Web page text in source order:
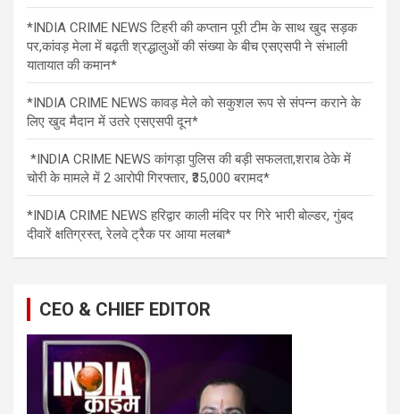
*INDIA CRIME NEWS टिहरी की कप्तान पूरी टीम के साथ खुद सड़क
पर,कांवड़ मेला में बढ़ती श्रद्धालुओं की संख्या के बीच एसएसपी ने संभाली
यातायात की कमान*
*INDIA CRIME NEWS कावड़ मेले को सकुशल रूप से संपन्न कराने के
लिए खुद मैदान में उतरे एसएसपी दून*
*INDIA CRIME NEWS कांगड़ा पुलिस की बड़ी सफलता,शराब ठेके में
चोरी के मामले में 2 आरोपी गिरफ्तार, ₹35,000 बरामद*
*INDIA CRIME NEWS हरिद्वार काली मंदिर पर गिरे भारी बोल्डर, गुंबद
दीवारें क्षतिग्रस्त, रेलवे ट्रैक पर आया मलबा*
CEO & CHIEF EDITOR